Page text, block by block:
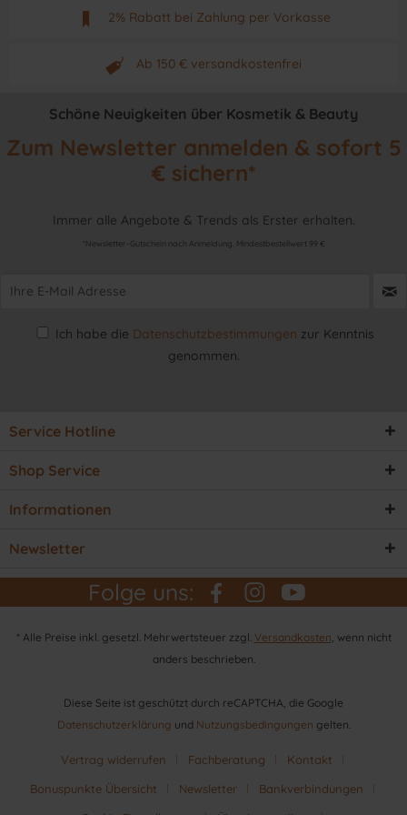
Mo - Fr. von 9 - 17 Uhr
2% Rabatt bei Zahlung per Vorkasse
Neuwertiges & aktuelles Produkt
Ab 150 € versandkostenfrei
Originalprodukt vom Hersteller
Schöne Neuigkeiten über Kosmetik & Beauty
Zum Newsletter anmelden & sofort 5
€ sichern*
Immer alle Angebote & Trends als Erster erhalten.
*Newsletter-Gutschein nach Anmeldung. Mindestbestellwert 99 €
Ich habe die Datenschutzbestimmungen zur Kenntnis
genommen.
Service Hotline
Shop Service
Informationen
Newsletter
Folge uns:
* Alle Preise inkl. gesetzl. Mehrwertsteuer zzgl. Versandkosten , wenn nicht
anders beschrieben.
Diese Seite ist geschützt durch reCAPTCHA, die Google
Datenschutzerklärung und Nutzungsbedingungen gelten.
Vertrag widerrufen Fachberatung
Kontakt
Bonuspunkte Übersicht
Newsletter
Bankverbindungen